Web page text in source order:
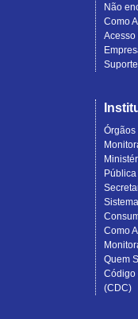
Não
Como
Acesso
Suporte
Órgãos
Pública
Como
Quem
Código
(CDC)